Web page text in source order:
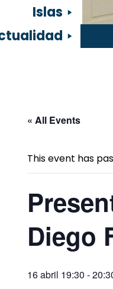
Islas
« All Events
This event has
Diego
16 abril 19:30 -